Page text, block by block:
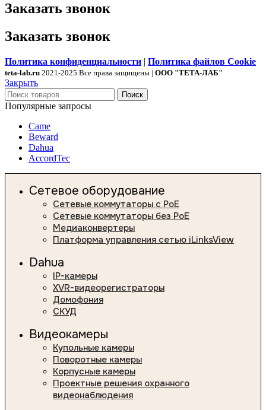
Заказать звонок
Заказать звонок
Политика конфиденциальности | Политика файлов Cookie
teta-lab.ru 2021-2025 Все права защищены | ООО "ТЕТА-ЛАБ"
Закрыть
Поиск
Популярные запросы
Came
Beward
Dahua
AccordTec
Сетевое оборудование
Сетевые коммутаторы с PoE
Сетевые коммутаторы без PoE
Медиаконвертеры
Платформа управления сетью iLinksView
Dahua
IP-камеры
XVR-видеорегистраторы
Домофония
СКУД
Видеокамеры
Купольные камеры
Поворотные камеры
Корпусные камеры
Проектные решения охранного
видеонаблюдения